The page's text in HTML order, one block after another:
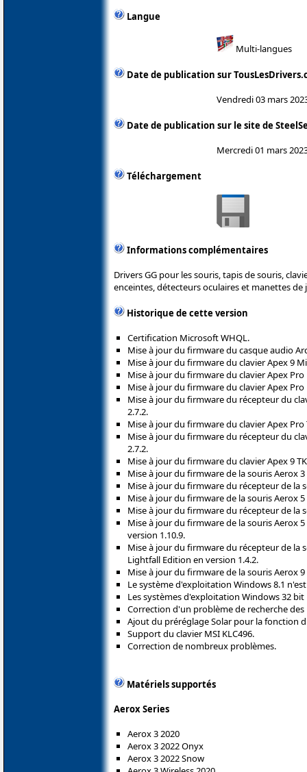
Langue
Multi-langues
Date de publication sur
Vendredi 03 mars
Date de publication sur le site de
Mercredi 01 mars
Téléchargement
Informations complémentaires
Drivers GG pour les souris, tapis de souris,
enceintes, détecteurs oculaires et manettes de
Historique de cette version
Certification Microsoft WHQL.
Mise à jour du firmware du casque audio
Mise à jour du firmware du clavier Apex 9
Mise à jour du firmware du clavier Apex Pro
Mise à jour du firmware du clavier Apex
Mise à jour du firmware du récepteur du
2.7.2.
Mise à jour du firmware du clavier Apex Pro
Mise à jour du firmware du récepteur du
2.7.2.
Mise à jour du firmware du clavier Apex 9
Mise à jour du firmware de la souris Aerox 3
Mise à jour du firmware du récepteur de la
Mise à jour du firmware de la souris Aerox 5
Mise à jour du firmware du récepteur de la
Mise à jour du firmware de la souris Aerox
version 1.10.9.
Mise à jour du firmware du récepteur de la
Lightfall Edition en version 1.4.2.
Mise à jour du firmware de la souris Aerox 9
Le système d'exploitation Windows 8.1
Les systèmes d'exploitation Windows 32
Correction d'un problème de recherche
Ajout du préréglage Solar pour la fonction
Support du clavier MSI KLC496.
Correction de nombreux problèmes.
Matériels supportés
Aerox Series
Aerox 3 2020
Aerox 3 2022 Onyx
Aerox 3 2022 Snow